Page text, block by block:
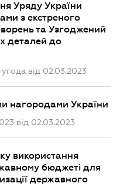
Уряду України
з екстреного
та Узгоджений
деталей до
від 02.03.2023
нагородами України
від 02.03.2023
використання
бюджеті для
державного